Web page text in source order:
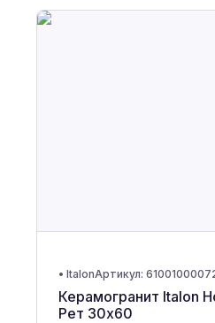
• ItalonАртикул:
Керамогранит Italon
Рет 30x60